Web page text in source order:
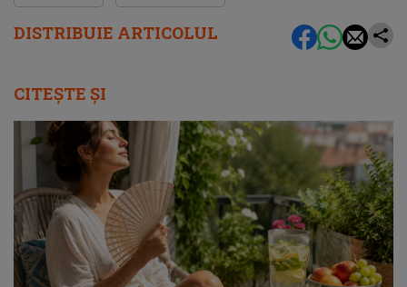
DISTRIBUIE ARTICOLUL
CITEȘTE ȘI